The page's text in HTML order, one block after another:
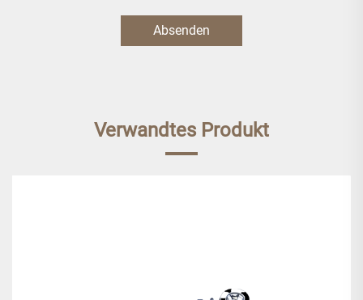
Absenden
Verwandtes Produkt